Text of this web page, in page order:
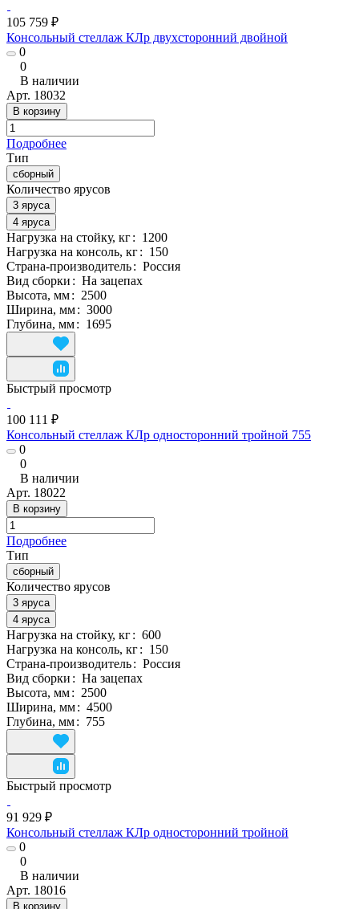
105 759 ₽
Консольный стеллаж КЛр двухсторонний двойной
0
0
В наличии
Арт. 18032
В корзину
Подробнее
Тип
сборный
Количество ярусов
3 яруса
4 яруса
Нагрузка на стойку, кг: 1200
Нагрузка на консоль, кг: 150
Страна-производитель: Россия
Вид сборки : На зацепах
Высота, мм: 2500
Ширина, мм: 3000
Глубина, мм: 1695
Быстрый просмотр
100 111 ₽
Консольный стеллаж КЛр односторонний тройной 755
0
0
В наличии
Арт. 18022
В корзину
Подробнее
Тип
сборный
Количество ярусов
3 яруса
4 яруса
Нагрузка на стойку, кг: 600
Нагрузка на консоль, кг: 150
Страна-производитель: Россия
Вид сборки : На зацепах
Высота, мм: 2500
Ширина, мм: 4500
Глубина, мм: 755
Быстрый просмотр
91 929 ₽
Консольный стеллаж КЛр односторонний тройной
0
0
В наличии
Арт. 18016
В корзину